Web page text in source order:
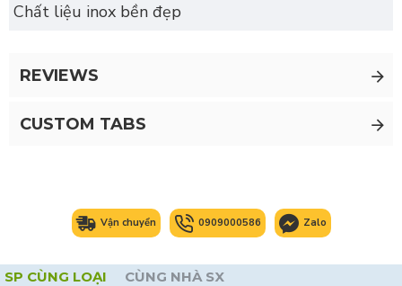
Chất liệu inox bền đẹp
REVIEWS
CUSTOM TABS
Vận chuyển 0909000586 Zalo
SP CÙNG LOẠI CÙNG NHÀ SX